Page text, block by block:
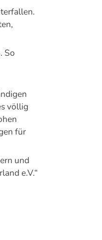
So
völlig
für
und
e.V.“